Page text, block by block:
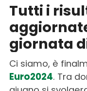
Tutti i
giornata
Ci siamo, è
Euro2024. Tra